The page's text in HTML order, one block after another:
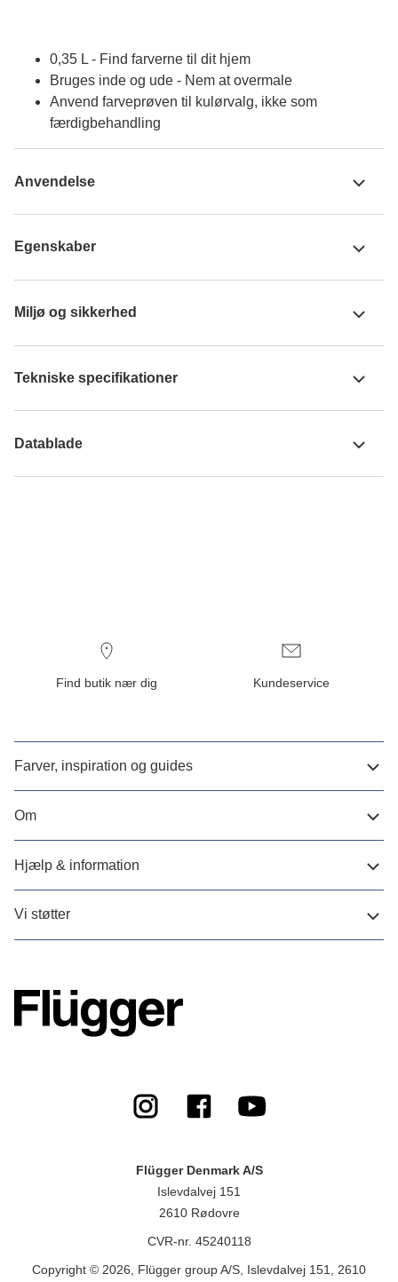
0,35 L - Find farverne til dit hjem
Bruges inde og ude - Nem at overmale
Anvend farveprøven til kulørvalg, ikke som
færdigbehandling
Anvendelse
Egenskaber
Miljø og sikkerhed
Tekniske specifikationer
Datablade
Find butik nær dig Kundeservice
Farver, inspiration og guides
Om
Hjælp & information
Vi støtter
Flügger Denmark A/S
Islevdalvej 151
2610 Rødovre
CVR-nr. 45240118
Copyright © 2026, Flügger group A/S, Islevdalvej 151, 2610